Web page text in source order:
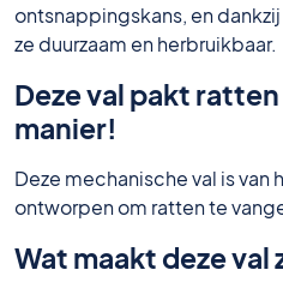
ontsnappingskans, en
ze duurzaam en herbruikbaar.
Deze val pakt
manier!
Deze mechanische val is
ontworpen om ratten te
Wat maakt deze val